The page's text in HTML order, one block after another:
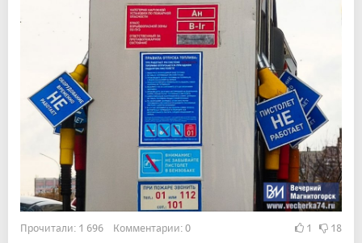
Прочитали: 1 696 Комментарии: 0 1 18